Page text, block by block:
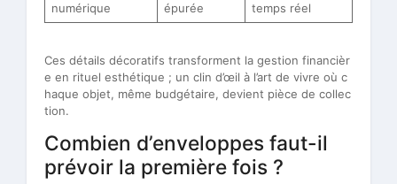
numérique
épurée
temps réel
Ces détails décoratifs transforment la gestion financièr
e en rituel esthétique ; un clin d’œil à l’art de vivre où c
haque objet, même budgétaire, devient pièce de collec
tion.
Combien d’enveloppes faut-il
prévoir la première fois ?